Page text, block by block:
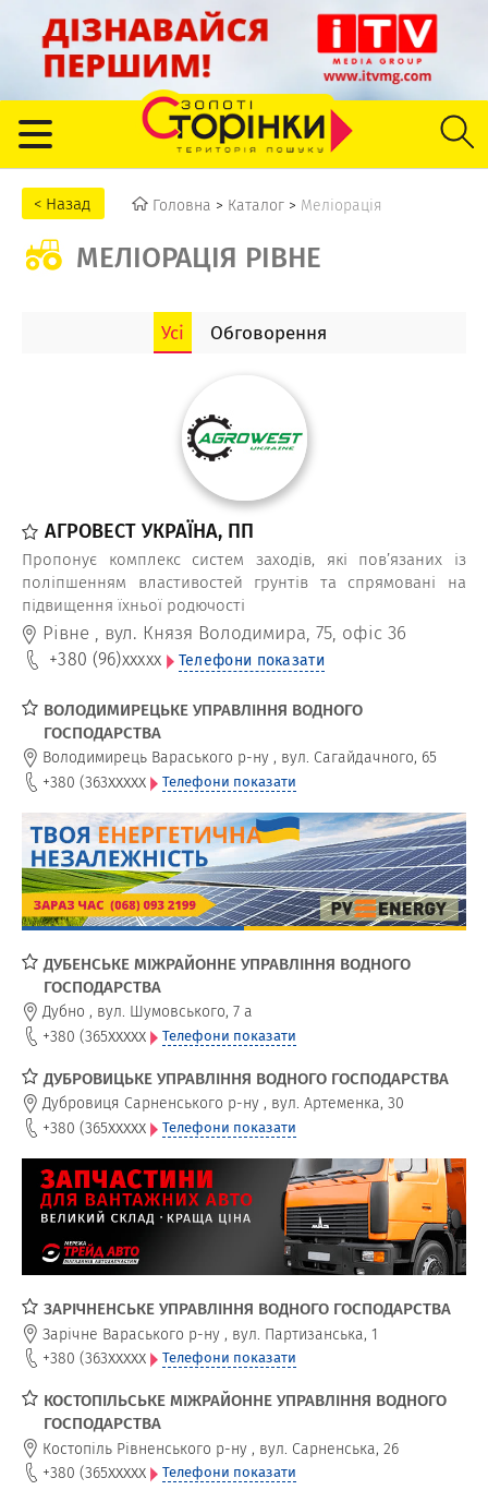
Головна > Каталог > Меліорація
МЕЛІОРАЦІЯ РІВНЕ
Усі Обговорення
АГРОВЕСТ УКРАЇНА, ПП
Пропонує комплекс систем заходів, які пов’язаних із
поліпшенням властивостей грунтів та спрямовані на
підвищення їхньої родючості
Рівне , вул. Князя Володимира, 75, офіс 36
+380 (96)xxxxx Телефони показати
ВОЛОДИМИРЕЦЬКЕ УПРАВЛІННЯ ВОДНОГО
ГОСПОДАРСТВА
Володимирець Вараського р-ну , вул. Сагайдачного, 65
+380 (363xxxxx Телефони показати
ДУБЕНСЬКЕ МІЖРАЙОННЕ УПРАВЛІННЯ ВОДНОГО
ГОСПОДАРСТВА
Дубно , вул. Шумовського, 7 а
+380 (365xxxxx Телефони показати
ДУБРОВИЦЬКЕ УПРАВЛІННЯ ВОДНОГО ГОСПОДАРСТВА
Дубровиця Сарненського р-ну , вул. Артеменка, 30
+380 (365xxxxx Телефони показати
ЗАРІЧНЕНСЬКЕ УПРАВЛІННЯ ВОДНОГО ГОСПОДАРСТВА
Зарічне Вараського р-ну , вул. Партизанська, 1
+380 (363xxxxx Телефони показати
КОСТОПІЛЬСЬКЕ МІЖРАЙОННЕ УПРАВЛІННЯ ВОДНОГО
ГОСПОДАРСТВА
Костопіль Рівненського р-ну , вул. Сарненська, 26
+380 (365xxxxx Телефони показати